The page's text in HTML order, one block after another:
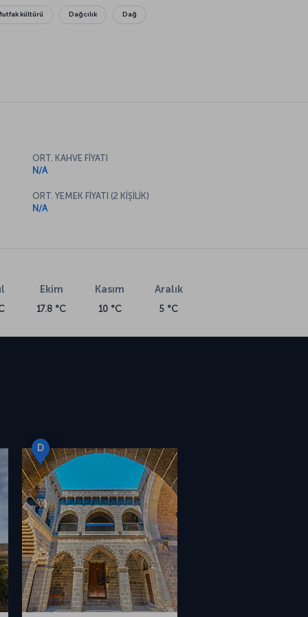
kültürü Dağcılık Dağ
ORT. KAHVE FİYATI
N/A
ORT. YEMEK FİYATI (2 KİŞİLİK)
N/A
Ekim
17.8 °C
Kasım
10 °C
Aralık
5 °C
D